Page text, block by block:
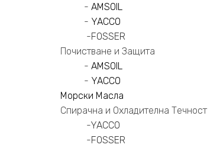
- AMSOIL
- YACCO
-FOSSER
Почистване и Защита
- AMSOIL
- YACCO
Морски Масла
Спирачна и Охладителна Течност
-YACCO
-FOSSER